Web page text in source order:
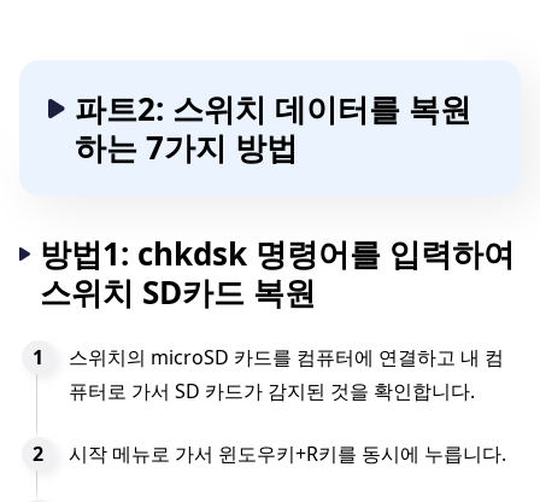
파트2: 스위치 데이터를 복원
하는 7가지 방법
방법1: chkdsk 명령어를 입력하여
스위치 SD카드 복원
스위치의 microSD 카드를 컴퓨터에 연결하고 내 컴
퓨터로 가서 SD 카드가 감지된 것을 확인합니다.
시작 메뉴로 가서 윈도우키+R키를 동시에 누릅니다.